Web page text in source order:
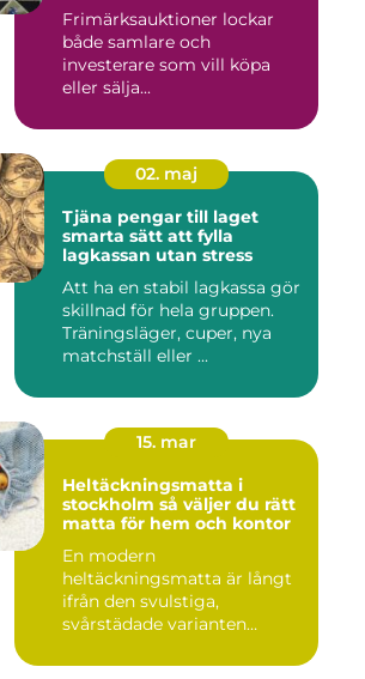
Frimärksauktioner lockar
både samlare och
investerare som vill köpa
eller sälja...
02. maj
Tjäna pengar till laget
smarta sätt att fylla
lagkassan utan stress
Att ha en stabil lagkassa gör
skillnad för hela gruppen.
Träningsläger, cuper, nya
matchställ eller ...
15. mar
Heltäckningsmatta i
stockholm så väljer du rätt
matta för hem och kontor
En modern
heltäckningsmatta är långt
ifrån den svulstiga,
svårstädade varianten